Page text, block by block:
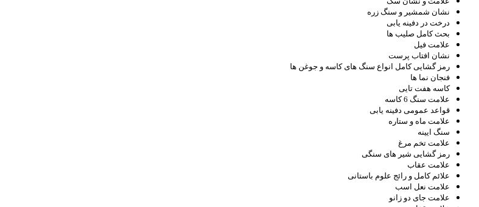
نشان شمشیر و سنگ زره
درخت در دفینه یابی
بحث کامل صلیب ها
علامت فیل
نشان افتاب پرست
رمز گشایی کامل انواع سنگ های کاسه و جوغن ها
فنجان نما ها
کاسه هفت تایی
علامت سنگ 6 کاسه
قواعد عمومی دفینه یابی
علامت ماه و ستاره
سنگ ایینه
علامت تخم مرغ
رمز گشایی شیر های سنگی
علامت عقاب
علائم کامل و رائج علوم باستانی
علامت نعل اسب
علامت جای دو زانو